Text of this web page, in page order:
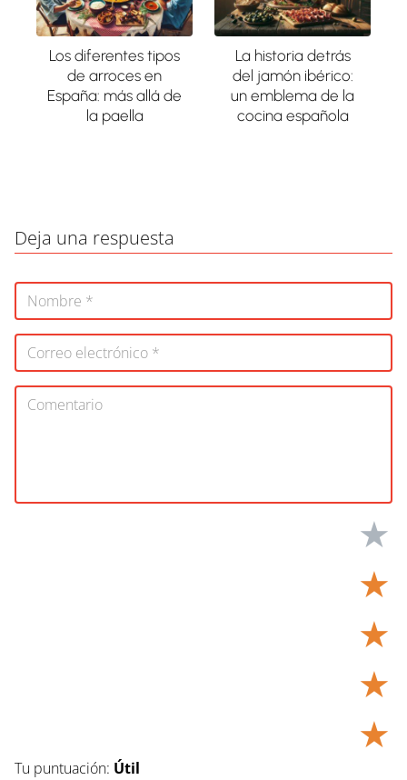
Los diferentes tipos
de arroces en
España: más allá de
la paella
La historia detrás
del jamón ibérico:
un emblema de la
cocina española
Deja una respuesta
★
★
★
★
★
Tu puntuación: Útil